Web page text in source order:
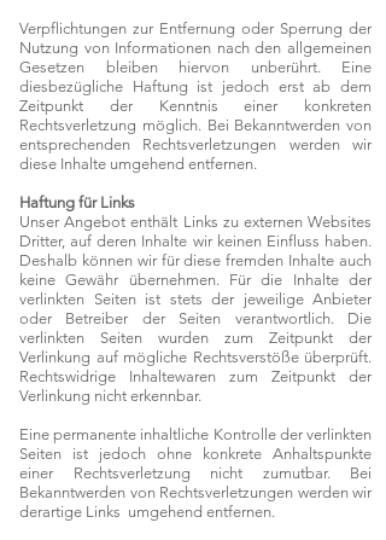
Verpflichtungen zur Entfernung oder Sperrung der
Nutzung von Informationen nach den allgemeinen
Gesetzen bleiben hiervon unberührt. Eine
diesbezügliche Haftung ist jedoch erst ab dem
Zeitpunkt der Kenntnis einer konkreten
Rechtsverletzung möglich. Bei Bekanntwerden von
entsprechenden Rechtsverletzungen werden wir
diese Inhalte umgehend entfernen.
Haftung für Links
Unser Angebot enthält Links zu externen Websites
Dritter, auf deren Inhalte wir keinen Einfluss haben.
Deshalb können wir für diese fremden Inhalte auch
keine Gewähr übernehmen. Für die Inhalte der
verlinkten Seiten ist stets der jeweilige Anbieter
oder Betreiber der Seiten verantwortlich. Die
verlinkten Seiten wurden zum Zeitpunkt der
Verlinkung auf mögliche Rechtsverstöße überprüft.
Rechtswidrige Inhaltewaren zum Zeitpunkt der
Verlinkung nicht erkennbar.
Eine permanente inhaltliche Kontrolle der verlinkten
Seiten ist jedoch ohne konkrete Anhaltspunkte
einer Rechtsverletzung nicht zumutbar. Bei
Bekanntwerden von Rechtsverletzungen werden wir
derartige Links umgehend entfernen.